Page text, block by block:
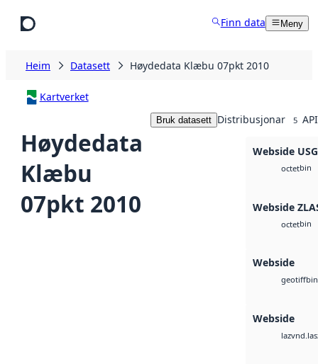
Finn data Meny
Heim Datasett Høydedata Klæbu 07pkt 2010
Kartverket
Høydedata
Klæbu
07pkt 2010
Bruk datasett Distribusjonar 5
Webside
octetbin
Webside
octetbin
Webside
geotiffbin
Webside
laz